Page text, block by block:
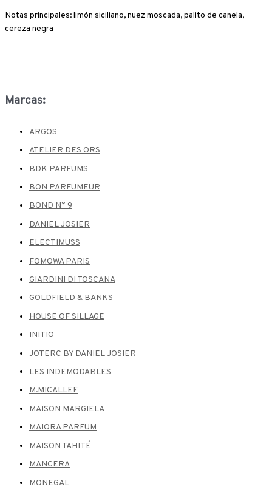
Marcas:
ARGOS
ATELIER DES ORS
BDK PARFUMS
BON PARFUMEUR
BOND N° 9
DANIEL JOSIER
ELECTIMUSS
FOMOWA PARIS
GIARDINI DI TOSCANA
GOLDFIELD & BANKS
HOUSE OF SILLAGE
INITIO
JOTERC BY DANIEL JOSIER
LES INDEMODABLES
M.MICALLEF
MAISON MARGIELA
MAIORA PARFUM
MAISON TAHITÉ
MANCERA
MONEGAL
Notas principales: limón siciliano, nuez moscada, palito de canela,
cereza negra